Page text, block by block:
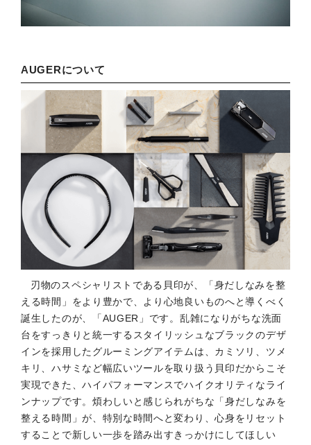
AUGERについて
刃物のスペシャリストである貝印が、「身だしなみを整
える時間」をより豊かで、より心地良いものへと導くべく
誕生したのが、「AUGER」です。乱雑になりがちな洗面
台をすっきりと統一するスタイリッシュなブラックのデザ
インを採用したグルーミングアイテムは、カミソリ、ツメ
キリ、ハサミなど幅広いツールを取り扱う貝印だからこそ
実現できた、ハイパフォーマンスでハイクオリティなライ
ンナップです。煩わしいと感じられがちな「身だしなみを
整える時間」が、特別な時間へと変わり、心身をリセット
することで新しい一歩を踏み出すきっかけにしてほしい